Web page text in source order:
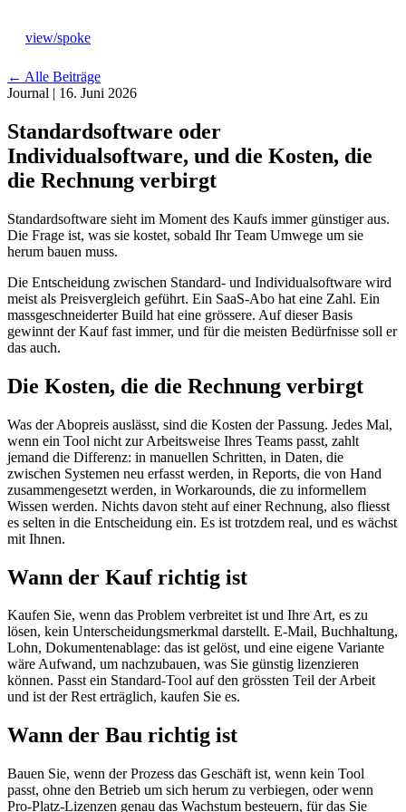
view/spoke
→ Leistungen
→ Ansatz
→ Branchen
→ Studio
→ Journal
→ Kontakt
EN |DE
← Alle Beiträge
Journal | 16. Juni 2026
Standardsoftware oder
Individualsoftware, und die Kosten, die
die Rechnung verbirgt
Standardsoftware sieht im Moment des Kaufs immer günstiger aus.
Die Frage ist, was sie kostet, sobald Ihr Team Umwege um sie
herum bauen muss.
Die Entscheidung zwischen Standard- und Individualsoftware wird
meist als Preisvergleich geführt. Ein SaaS-Abo hat eine Zahl. Ein
massgeschneiderter Build hat eine grössere. Auf dieser Basis
gewinnt der Kauf fast immer, und für die meisten Bedürfnisse soll er
das auch.
Die Kosten, die die Rechnung verbirgt
Was der Abopreis auslässt, sind die Kosten der Passung. Jedes Mal,
wenn ein Tool nicht zur Arbeitsweise Ihres Teams passt, zahlt
jemand die Differenz: in manuellen Schritten, in Daten, die
zwischen Systemen neu erfasst werden, in Reports, die von Hand
zusammengesetzt werden, in Workarounds, die zu informellem
Wissen werden. Nichts davon steht auf einer Rechnung, also fliesst
es selten in die Entscheidung ein. Es ist trotzdem real, und es wächst
mit Ihnen.
Wann der Kauf richtig ist
Kaufen Sie, wenn das Problem verbreitet ist und Ihre Art, es zu
lösen, kein Unterscheidungsmerkmal darstellt. E-Mail, Buchhaltung,
Lohn, Dokumentenablage: das ist gelöst, und eine eigene Variante
wäre Aufwand, um nachzubauen, was Sie günstig lizenzieren
können. Passt ein Standard-Tool auf den grössten Teil der Arbeit
und ist der Rest erträglich, kaufen Sie es.
Wann der Bau richtig ist
Bauen Sie, wenn der Prozess das Geschäft ist, wenn kein Tool
passt, ohne den Betrieb um sich herum zu verbiegen, oder wenn
Pro-Platz-Lizenzen genau das Wachstum besteuern, für das Sie